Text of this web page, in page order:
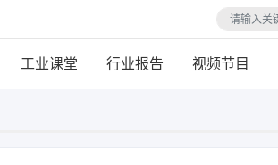
工业课堂 行业报告 视频节目